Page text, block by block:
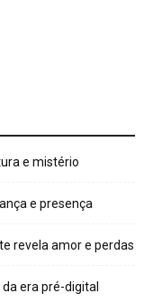
e mistério
e presença
revela amor e perdas
era pré-digital